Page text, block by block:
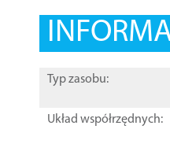
Typ zasobu:
Układ współrzędnych: